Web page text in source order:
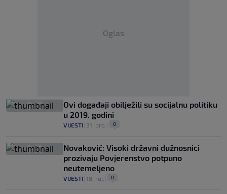
Oglas
Ovi događaji obilježili su socijalnu politiku
u 2019. godini
VIJESTI 31. pro. 0
Novaković: Visoki državni dužnosnici
prozivaju Povjerenstvo potpuno
neutemeljeno
VIJESTI 18. ruj. 0